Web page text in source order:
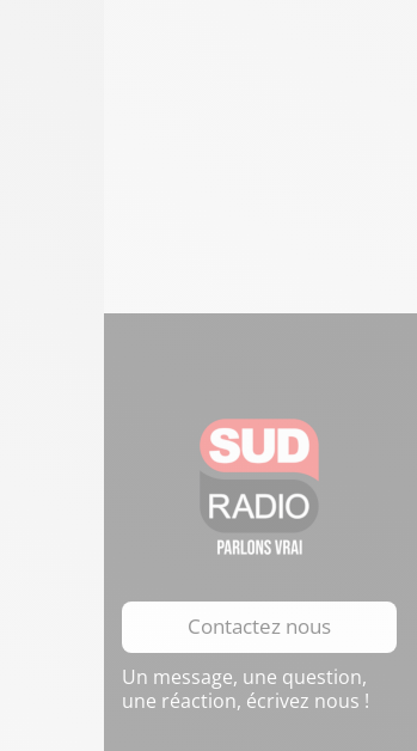
Contactez nous
Un message, une question,
une réaction, écrivez nous !